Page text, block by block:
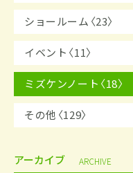
ショールーム〈23〉
イベント〈11〉
ミズケンノート〈18〉
その他〈129〉
アーカイブ ARCHIVE